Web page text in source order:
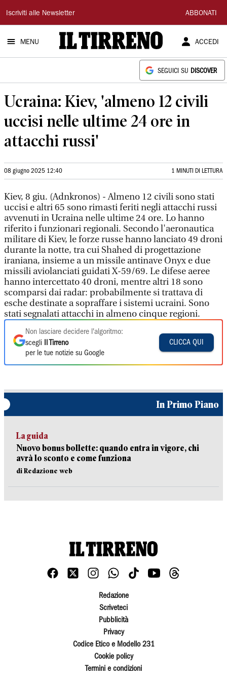
Il
Tirreno
Iscriviti alle Newsletter ABBONATI
MENU ACCEDI
SEGUICI SU DISCOVER
Ucraina: Kiev, 'almeno 12 civili
uccisi nelle ultime 24 ore in
attacchi russi'
08 giugno 2025 12:40 1 MINUTI DI LETTURA
Kiev, 8 giu. (Adnkronos) - Almeno 12 civili sono stati
uccisi e altri 65 sono rimasti feriti negli attacchi russi
avvenuti in Ucraina nelle ultime 24 ore. Lo hanno
riferito i funzionari regionali. Secondo l'aeronautica
militare di Kiev, le forze russe hanno lanciato 49 droni
durante la notte, tra cui Shahed di progettazione
iraniana, insieme a un missile antinave Onyx e due
missili aviolanciati guidati X-59/69. Le difese aeree
hanno intercettato 40 droni, mentre altri 18 sono
scomparsi dai radar: probabilmente si trattava di
esche destinate a sopraffare i sistemi ucraini. Sono
stati segnalati attacchi in almeno cinque regioni.
Non lasciare decidere l'algoritmo:
scegli
Il Tirreno
per le tue notizie su Google
CLICCA QUI
In Primo Piano
La guida
Nuovo bonus bollette: quando entra in vigore, chi
avrà lo sconto e come funziona
di Redazione web
Redazione
Scriveteci
Pubblicità
Privacy
Codice Etico e Modello 231
Cookie policy
Termini e condizioni